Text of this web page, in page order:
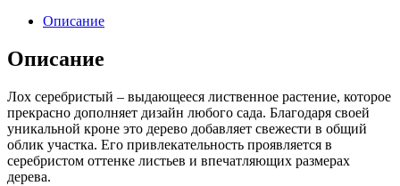
Описание
Описание
Лох серебристый – выдающееся лиственное растение, которое
прекрасно дополняет дизайн любого сада. Благодаря своей
уникальной кроне это дерево добавляет свежести в общий
облик участка. Его привлекательность проявляется в
серебристом оттенке листьев и впечатляющих размерах
дерева.